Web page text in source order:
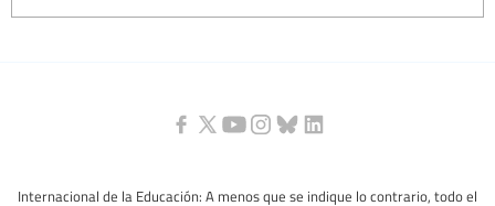
Internacional de la Educación: A menos que se indique lo contrario, todo el